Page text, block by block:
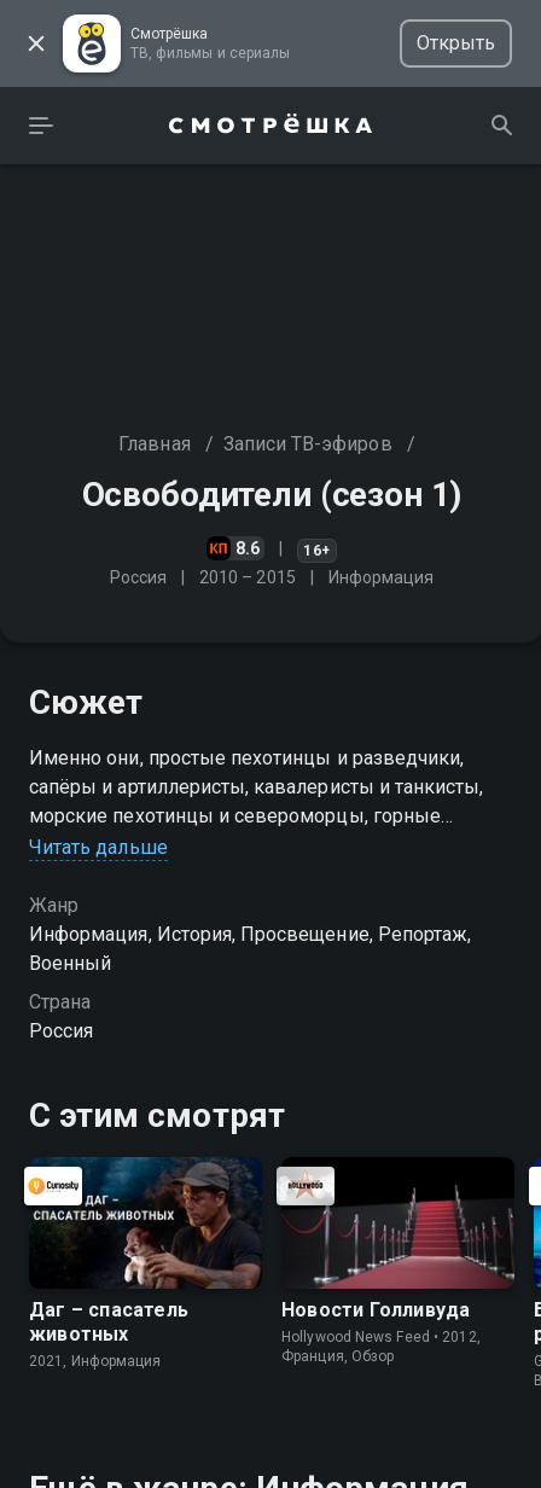
Смотрёшка
ТВ, фильмы и сериалы
Открыть
Главная / Записи ТВ-эфиров /
Освободители (сезон 1)
8.6 16+
Россия 2010 – 2015 Информация
Сюжет
Именно они, простые пехотинцы и разведчики,
сапёры и артиллеристы, кавалеристы и танкисты,
морские пехотинцы и североморцы, горные
стрелки и воздушные десантники, пилоты
героями этого сериала
Посмотреть онлайн 1 сезон сериала Освободители
вы можете совершенно бесплатно в хорошем HD
качестве на Смотрёшке
Читать дальше
Жанр
Информация, История, Просвещение, Репортаж,
Военный
Страна
Россия
С этим смотрят
Даг – спасатель
животных
2021, Информация
Новости Голливуда
Hollywood News Feed • 2012,
Франция, Обзор